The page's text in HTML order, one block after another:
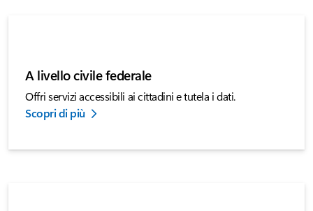
A livello civile federale
Offri servizi accessibili ai cittadini e tutela i dati.
Scopri di più